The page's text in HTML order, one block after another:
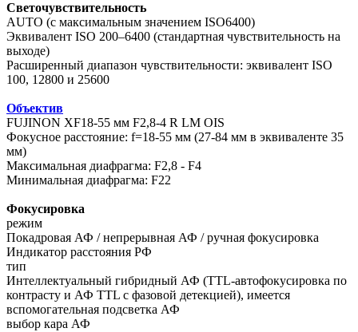
Светочувствительность
AUTO (с максимальным значением ISO6400)
Эквивалент ISO 200–6400 (стандартная чувствительность на
выходе)
Расширенный диапазон чувствительности: эквивалент ISO
100, 12800 и 25600
Объектив
FUJINON XF18-55 мм F2,8-4 R LM OIS
Фокусное расстояние: f=18-55 мм (27-84 мм в эквиваленте 35
мм)
Максимальная диафрагма: F2,8 - F4
Минимальная диафрагма: F22
Фокусировка
режим
Покадровая АФ / непрерывная АФ / ручная фокусировка
Индикатор расстояния РФ
тип
Интеллектуальный гибридный АФ (TTL-автофокусировка по
контрасту и АФ TTL с фазовой детекцией), имеется
вспомогательная подсветка АФ
выбор кара АФ